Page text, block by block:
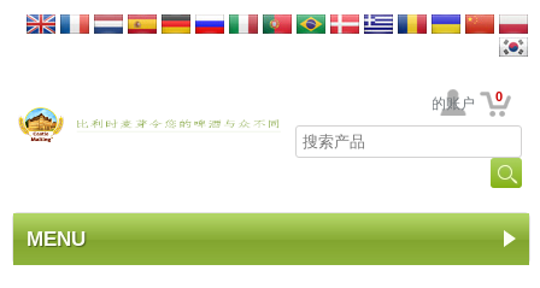
贵公司的账户 0
MENU